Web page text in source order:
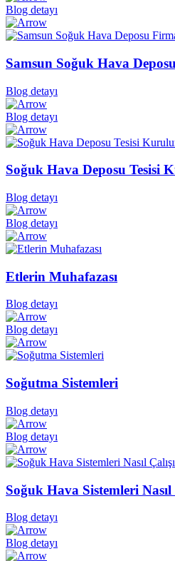
Blog detayı
Samsun Soğuk Hava
Blog detayı
Blog detayı
Soğuk Hava Deposu Tesisi​
Blog detayı
Blog detayı
Etlerin Muhafazası
Blog detayı
Blog detayı
Soğutma Sistemleri
Blog detayı
Blog detayı
Soğuk Hava Sistemleri Nasıl
Blog detayı
Blog detayı